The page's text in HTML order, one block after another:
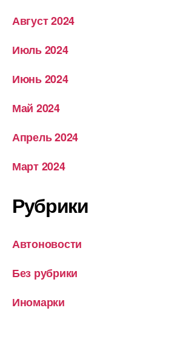
Август 2024
Июль 2024
Июнь 2024
Май 2024
Апрель 2024
Март 2024
Рубрики
Автоновости
Без рубрики
Иномарки